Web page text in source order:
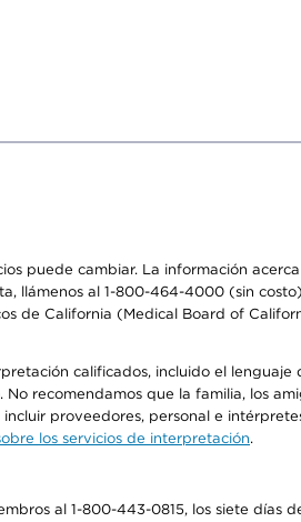
puede cambiar. La información
llámenos al 1-800-464-4000 (sin
de California (Medical Board of
calificados, incluido el lenguaje
recomendamos que la familia, los
proveedores, personal e
los servicios de interpretación.
al 1-800-443-0815, los siete días